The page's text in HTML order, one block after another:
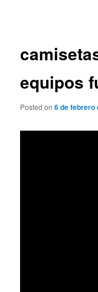
equipos
Posted on6 de febrero